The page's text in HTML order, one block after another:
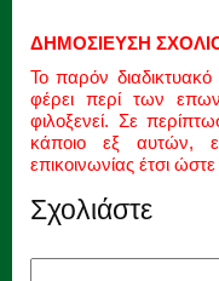
ΔΗΜΟΣΙΕΥΣΗ
Το παρόν
φέρει περί των
φιλοξενεί. Σε
κάποιο εξ αυτών,
επικοινωνίας έτσι
Σχολιάστε